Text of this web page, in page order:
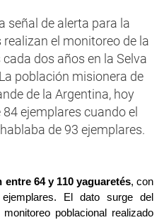
señal de alerta para la
el monitoreo de la
dos años en la Selva
población misionera de
de la Argentina, hoy
ejemplares cuando el
de 93 ejemplares.
64 y 110 yaguaretés, con
El dato surge del
poblacional realizado